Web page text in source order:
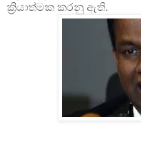
ක්‍රියාත්මක කරනු ඇති.